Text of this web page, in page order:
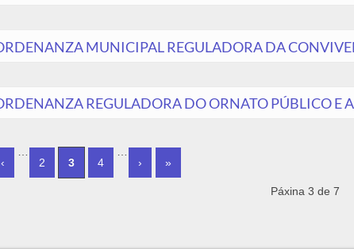
MUNICIPAL REGULADORA DA
REGULADORA DO ORNATO PÚBLICO E
‹
2
3 4
›
»
Páxina 3 de 7